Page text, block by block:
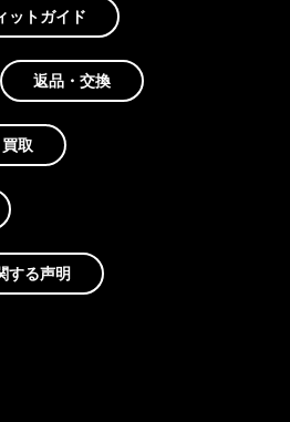
ットガイド
返品・交換
買取
する声明